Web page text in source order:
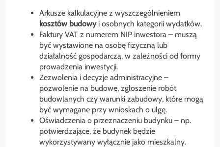
Arkusze kalkulacyjne z wyszczególnieniem
kosztów budowyi osobnych kategorii wydatków.
Faktury VAT z numerem NIP inwestora – muszą
być wystawione na osobę fizyczną lub
działalność gospodarczą, w zależności od formy
prowadzenia inwestycji.
Zezwolenia i decyzje administracyjne –
pozwolenie na budowę, zgłoszenie robót
budowlanych czy warunki zabudowy, które mogą
być wymagane przy wnioskach o ulgę.
Oświadczenia o przeznaczeniu budynku – np.
potwierdzające, że budynek będzie
wykorzystywany wyłącznie jako mieszkalny.